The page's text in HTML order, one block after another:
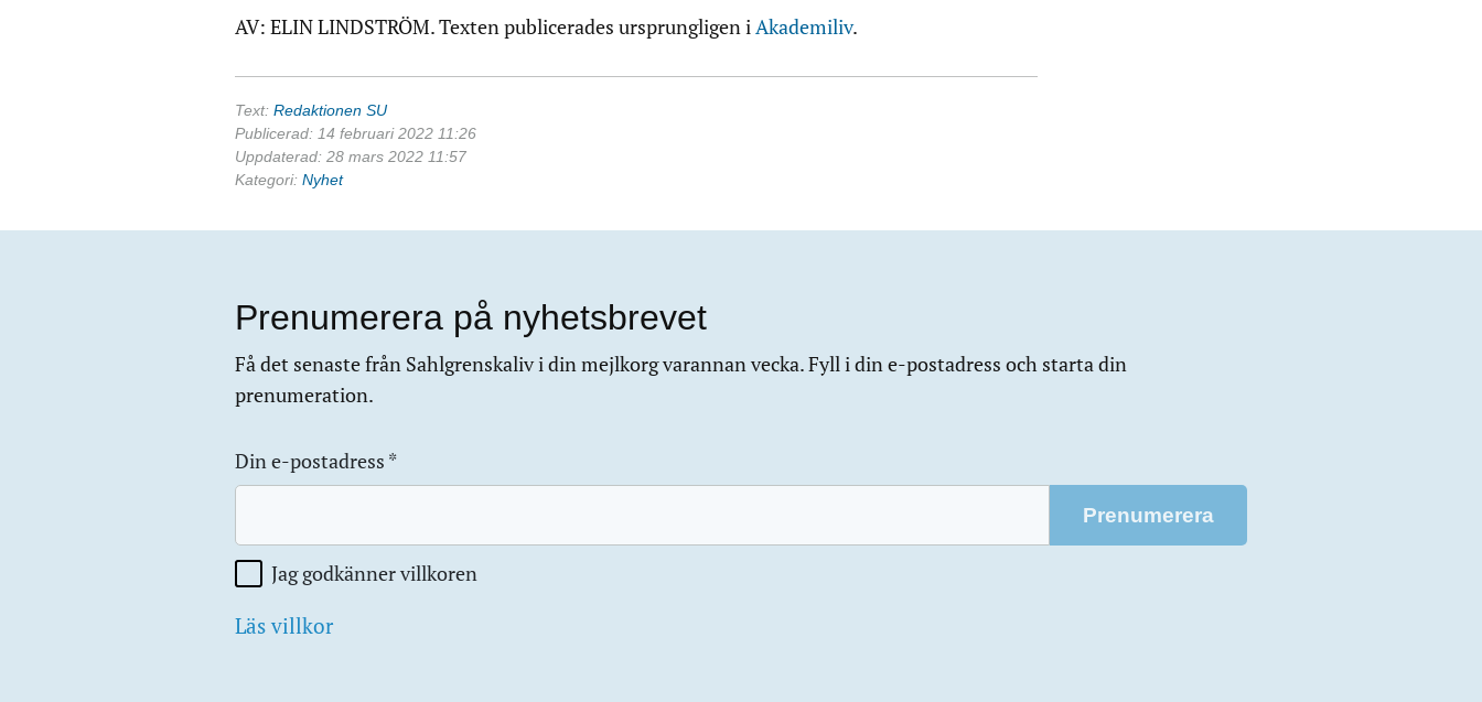
AV: ELIN LINDSTRÖM. Texten publicerades ursprungligen iAkademiliv.
Text: Redaktionen SU
Publicerad: 14 februari 2022 11:26
Uppdaterad: 28 mars 2022 11:57
Kategori: Nyhet
Prenumerera på nyhetsbrevet
Få det senaste från Sahlgrenskaliv i din mejlkorg varannan vecka. Fyll i din e-postadress och starta din
prenumeration.
Din e-postadress *
Jag godkänner villkoren
Läs villkor